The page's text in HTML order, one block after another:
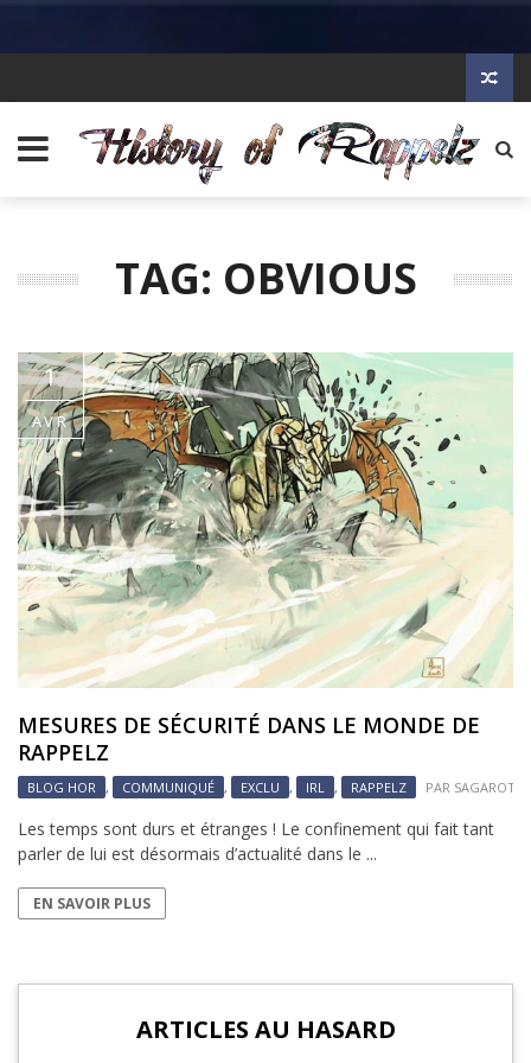
TAG: OBVIOUS
1
AVR
MESURES DE SÉCURITÉ DANS LE MONDE DE
RAPPELZ
BLOG HOR , COMMUNIQUÉ , EXCLU , IRL , RAPPELZ PAR SAGAROTH
Les temps sont durs et étranges ! Le confinement qui fait tant
parler de lui est désormais d’actualité dans le ...
EN SAVOIR PLUS
ARTICLES AU HASARD